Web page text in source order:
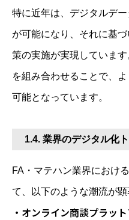
特に近年は、デジタルデ
が可能になり、それに基
策の実施が実現していま
を組み合わせることで、
可能となっています。
1.4. 業界のデジタル化
FA・マテハン業界におけ
て、以下のような潮流が顕
・オンライン商談プラッ